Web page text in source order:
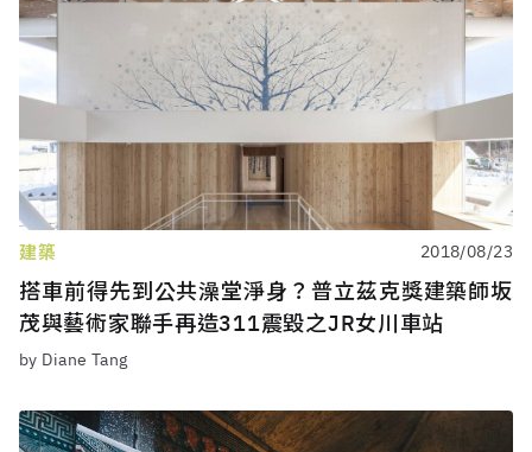
建築 2018/08/23
搭車前得先到公共澡堂淨身？普立茲克獎建築師坂
茂與藝術家聯手再造311震毀之JR女川車站
by Diane Tang